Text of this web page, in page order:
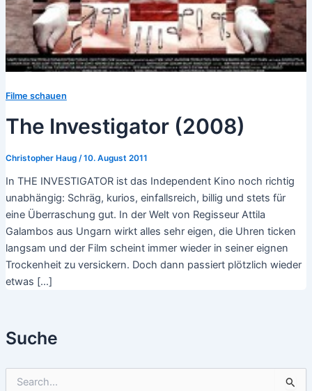
Suche
Filme schauen
The Investigator (2008)
Christopher Haug /10. August 2011
In THE INVESTIGATOR ist das Independent Kino noch richtig
unabhängig: Schräg, kurios, einfallsreich, billig und stets für
eine Überraschung gut. In der Welt von Regisseur Attila
Galambos aus Ungarn wirkt alles sehr eigen, die Uhren ticken
langsam und der Film scheint immer wieder in seiner eignen
Trockenheit zu versickern. Doch dann passiert plötzlich wieder
etwas […]